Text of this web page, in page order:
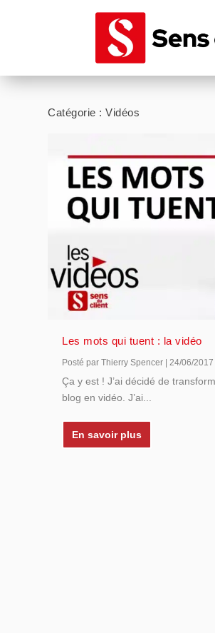
Catégorie :Vidéos
Les mots qui tuent : la vidéo
Posté parThierry Spencer |24/06/2017
Ça y est ! J’ai décidé de
blog en vidéo. J’ai...
En savoir plus